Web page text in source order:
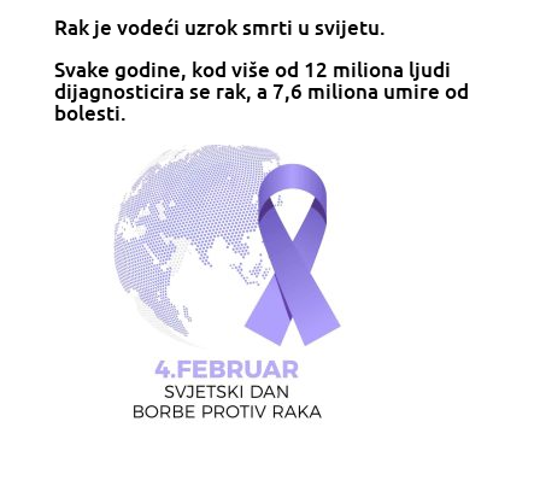
Rak je vodeći uzrok smrti u svijetu.
Svake godine, kod više od 12 miliona ljudi
dijagnosticira se rak, a 7,6 miliona umire od
bolesti.